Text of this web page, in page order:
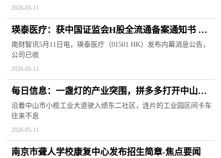
2026-05-11
瑛泰医疗：获中国证监会H股全流通备案通知书 涉
及7178.66万股内资股转换|看点
南财智讯5月11日电，瑛泰医疗（01501 HK）发布内幕消息公告，
公司已收
2026-05-11
每日信息：一盏灯的产业突围，拼多多打开中山灯
饰品牌新通路
沿着中山市小榄工业大道驶入绩东二社区，连片的工业园区间卡车
往来不息
2026-05-11
南京市聋人学校康复中心发布招生简章-焦点要闻